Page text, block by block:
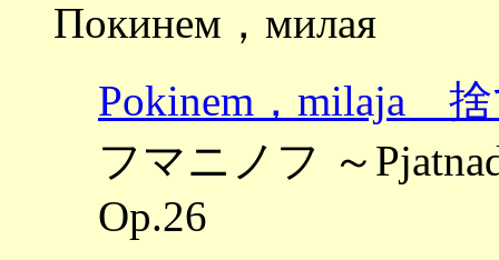
Покинем，милая
Pokinem，milaja
フマニノフ ～
Op.26